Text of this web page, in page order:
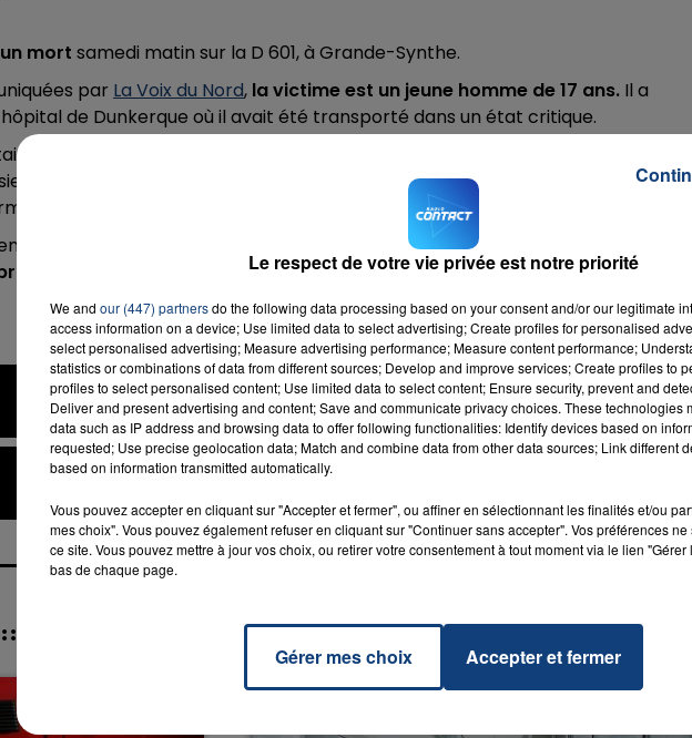
un mort samedi matin sur la D 601, à Grande-Synthe.
par La Voix du Nord, la victime est un jeune homme de 17 ans. Il a
de Dunkerque où il avait été transporté dans un état critique.
passager d'une Mercedes entrée en collision avec un bus en stationnement,
témoins,
l'automobiliste âgé de 22 ans roulait à très vive allure.
Ce
sous le coup d’une enquête.
excessive, l
es premiers éléments de l’enquête évoquent également
d’azote au volant.
Reanyme
TAYC & ANYME
RADIO CONTACT
Le respect de votre vie privée est notre priorité
We and our (447) partnersdo the following data processing based on your consent and/or our legitimate
access information on a device; Use limited data to select advertising; Create profiles for personalised
select personalised advertising; Measure advertising performance; Measure content performance;
statistics or combinations of data from different sources; Develop and improve services; Create profiles to
profiles to select personalised content; Use limited data to select content; Ensure security, prevent and
Deliver and present advertising and content; Save and communicate privacy choices. These technologies
data such as IP address and browsing data to offer following functionalities: Identify devices based on
requested; Use precise geolocation data; Match and combine data from other data sources; Link different
based on information transmitted automatically.
Vous pouvez accepter en cliquant sur "Accepter et fermer", ou affiner en sélectionnant les finalités et/ou
mes choix". Vous pouvez également refuser en cliquant sur "Continuer sans accepter". Vos préférences
ce site. Vous pouvez mettre à jour vos choix, ou retirer votre consentement à tout moment via le lien
bas de chaque page.
Gérer mes choix Accepter et fermer